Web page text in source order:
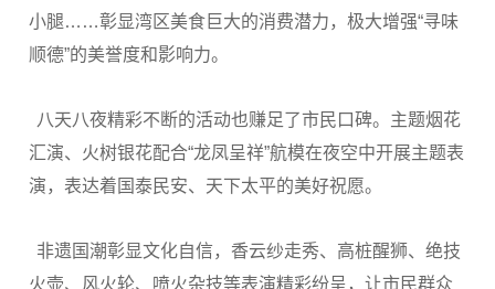
小腿……彰显湾区美食巨大的消费潜力，极大增强“寻味
顺德”的美誉度和影响力。
八天八夜精彩不断的活动也赚足了市民口碑。主题烟花
汇演、火树银花配合“龙凤呈祥”航模在夜空中开展主题表
演，表达着国泰民安、天下太平的美好祝愿。
非遗国潮彰显文化自信，香云纱走秀、高桩醒狮、绝技
火壶、风火轮、喷火杂技等表演精彩纷呈，让市民群众